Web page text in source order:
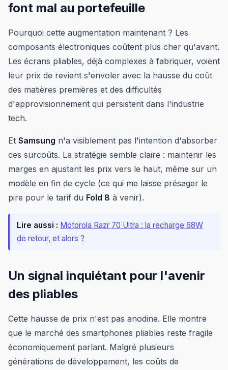
font mal au portefeuille
Pourquoi cette augmentation maintenant ? Les
composants électroniques coûtent plus cher qu'avant.
Les écrans pliables, déjà complexes à fabriquer, voient
leur prix de revient s'envoler avec la hausse du coût
des matières premières et des difficultés
d'approvisionnement qui persistent dans l'industrie
tech.
Et Samsung n'a visiblement pas l'intention d'absorber
ces surcoûts. La stratégie semble claire : maintenir les
marges en ajustant les prix vers le haut, même sur un
modèle en fin de cycle (ce qui me laisse présager le
pire pour le tarif du Fold 8 à venir).
Lire aussi : Motorola Razr 70 Ultra : la recharge 68W
de retour, et alors ?
Un signal inquiétant pour l'avenir
des pliables
Cette hausse de prix n'est pas anodine. Elle montre
que le marché des smartphones pliables reste fragile
économiquement parlant. Malgré plusieurs
générations de développement, les coûts de